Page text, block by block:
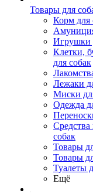
Товары для
Корм для
Игрушки
Клетки,
для собак
Лежаки
Миски
Одежда
собак
Товары
Товары
Туалеты
Ещё